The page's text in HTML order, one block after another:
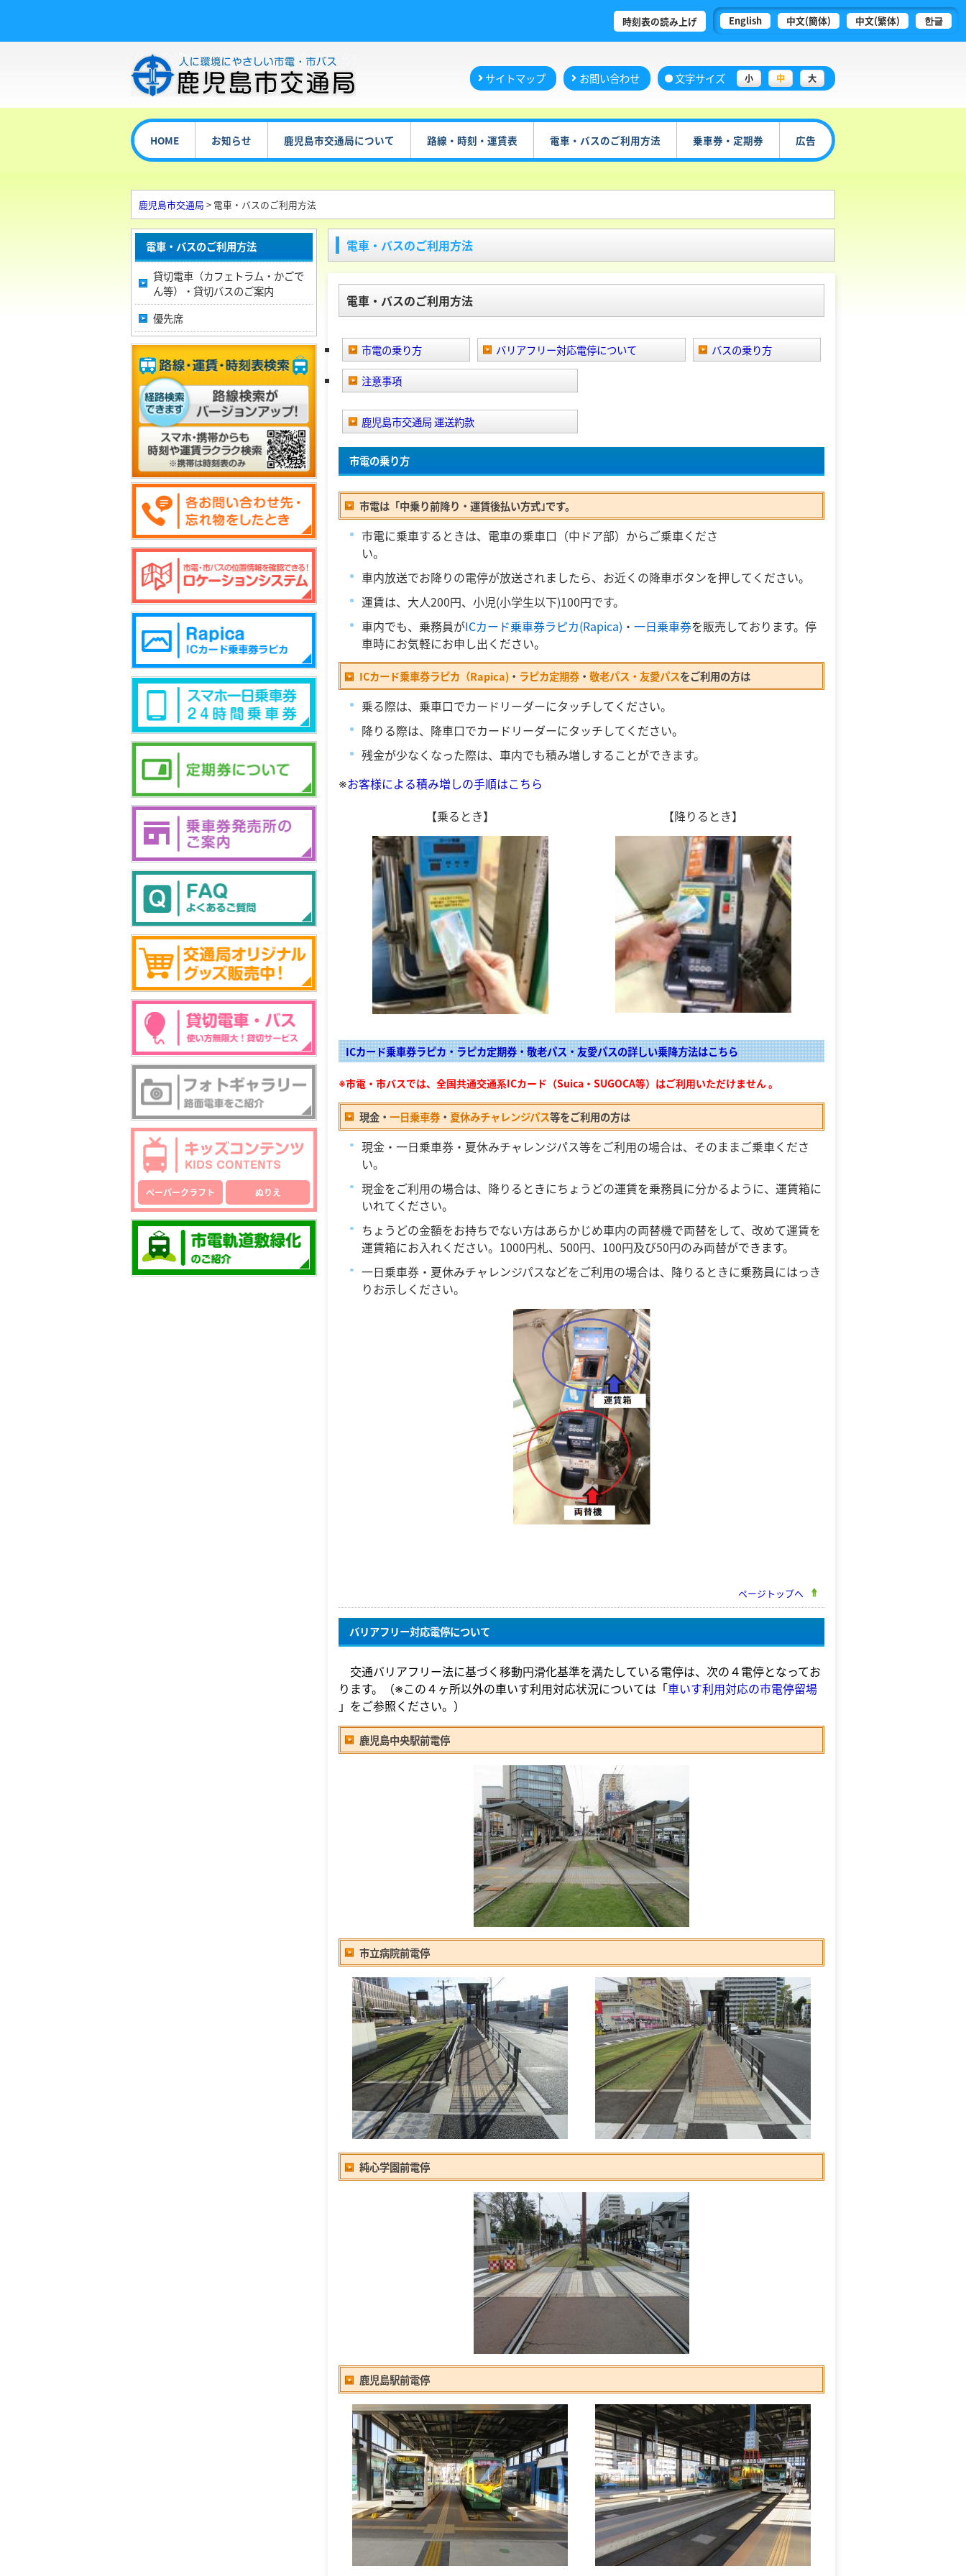
時刻表の読み上げ English 中文(簡体) 中文(繁体) 한글
サイトマップ お問い合わせ 文字サイズ 小 中 大
HOME お知らせ 鹿児島市交通局について 路線・時刻・運賃表 電車・バスのご利用方法 乗車券・定期券 広告
鹿児島市交通局 > 電車・バスのご利用方法
電車・バスのご利用方法
電車・バスのご利用方法
市電の乗り方 バリアフリー対応電停について バスの乗り方
注意事項
鹿児島市交通局 運送約款
市電の乗り方
市電は「中乗り前降り・運賃後払い方式｣です。
市電に乗車するときは、電車の乗車口（中ドア部）からご乗車くださ
い。
車内放送でお降りの電停が放送されましたら、お近くの降車ボタンを押してください。
運賃は、大人200円、小児(小学生以下)100円です。
車内でも、乗務員がICカード乗車券ラピカ(Rapica) ・一日乗車券を販売しております。停
車時にお気軽にお申し出ください。
ICカード乗車券ラピカ（Rapica)・ ラピカ定期券・ 敬老パス・友愛パスをご利用の方は
乗る際は、乗車口でカードリーダーにタッチしてください。
降りる際は、降車口でカードリーダーにタッチしてください。
残金が少なくなった際は、車内でも積み増しすることができます。
※お客様による積み増しの手順はこちら
【乗るとき】
【降りるとき】
ICカード乗車券ラピカ・ラピカ定期券・敬老パス・友愛パスの詳しい乗降方法はこちら
※市電・市バスでは、全国共通交通系ICカード（Suica・SUGOCA等）はご利用いただけません 。
現金・ 一日乗車券・ 夏休みチャレンジパス等をご利用の方は
現金・一日乗車券・夏休みチャレンジパス等をご利用の場合は、そのままご乗車くださ
い。
現金をご利用の場合は、降りるときにちょうどの運賃を乗務員に分かるように、運賃箱に
いれてください。
ちょうどの金額をお持ちでない方はあらかじめ車内の両替機で両替をして、改めて運賃を
運賃箱にお入れください。1000円札、500円、100円及び50円のみ両替ができます。
一日乗車券・夏休みチャレンジパスなどをご利用の場合は、降りるときに乗務員にはっき
りお示しください。
ページトップへ
バリアフリー対応電停について
交通バリアフリー法に基づく移動円滑化基準を満たしている電停は、次の４電停となってお
ります。（※この４ヶ所以外の車いす利用対応状況については「車いす利用対応の市電停留場
」をご参照ください。）
鹿児島中央駅前電停
市立病院前電停
純心学園前電停
鹿児島駅前電停
電車・バスのご利用方法
貸切電車（カフェトラム・かごで
ん等）・貸切バスのご案内
優先席
ペーパークラフト ぬりえ